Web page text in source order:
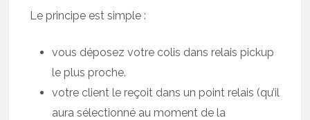
Le principe est simple :
vous déposez votre colis dans relais pickup
le plus proche.
votre client le reçoit dans un point relais (qu’il
aura sélectionné au moment de la